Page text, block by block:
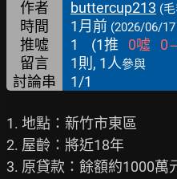
作者 buttercup213 (
時間 1月前 (2026/06/
推噓 1 (1推 0噓 0
留言
1則, 1人參與
討論串 1/1
1. 地點：新竹市東區
2. 屋齡：將近18年
3. 原貸款：餘額約1000萬